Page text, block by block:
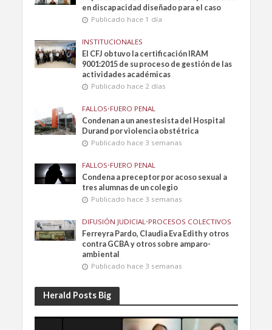
en discapacidad diseñado para el caso
Publicado hace 1 día
INSTITUCIONALES
El CFJ obtuvo la certificación IRAM
9001:2015 de su proceso de gestión de las
actividades académicas
Publicado hace 2 días
FALLOS•FUERO PENAL
Condenan a un anestesista del Hospital
Durand por violencia obstétrica
Publicado hace 3 semanas
FALLOS•FUERO PENAL
Condena a preceptor por acoso sexual a
tres alumnas de un colegio
Publicado hace 3 semanas
DIFUSIÓN JUDICIAL•PROCESOS COLECTIVOS
Ferreyra Pardo, Claudia Eva Edith y otros
contra GCBA y otros sobre amparo-
ambiental
Publicado hace 3 semanas
Herald Posts Big